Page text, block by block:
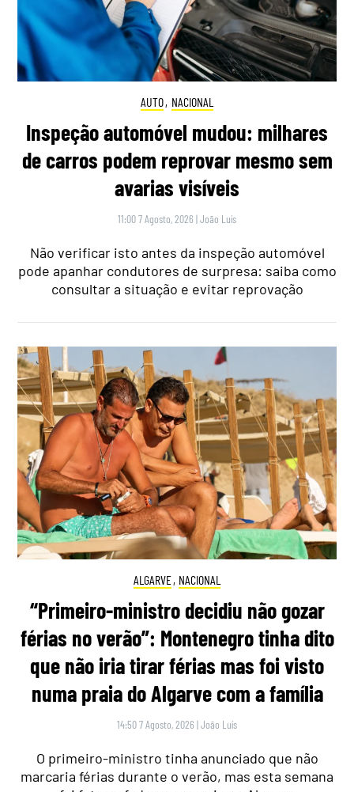
AUTO, NACIONAL
Inspeção automóvel mudou: milhares
de carros podem reprovar mesmo sem
avarias visíveis
11:00 7 Agosto, 2026 |João Luís
Não verificar isto antes da inspeção automóvel
pode apanhar condutores de surpresa: saiba como
consultar a situação e evitar reprovação
ALGARVE, NACIONAL
“Primeiro-ministro decidiu não gozar
férias no verão”: Montenegro tinha dito
que não iria tirar férias mas foi visto
numa praia do Algarve com a família
14:50 7 Agosto, 2026 |João Luís
O primeiro-ministro tinha anunciado que não
marcaria férias durante o verão, mas esta semana